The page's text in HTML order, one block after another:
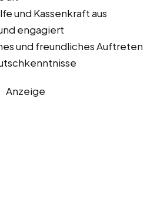
und Kassenkraft aus
engagiert
und freundliches Auftreten
Anzeige